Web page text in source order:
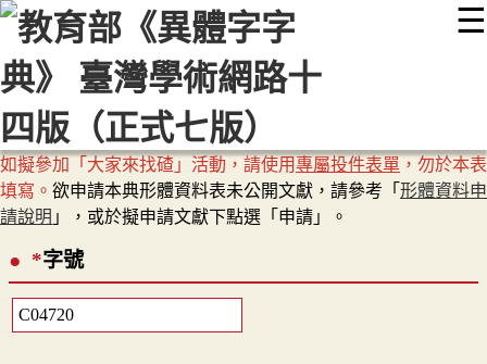
☰
::: 最新消息 常見問題 編輯說明
顯示模式
網站導覽
如擬參加「大家來找碴」活動，請使用專屬投件表單 ，勿於本表
填寫。 欲申請本典形體資料表未公開文獻，請參考「 形體資料申
請說明 」，或於擬申請文獻下點選「申請」。
*字號